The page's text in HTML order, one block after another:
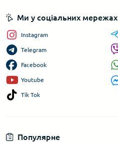
Популярне
Ми у соціальних мережах
Instagram
Telegram
Facebook
Youtube
Tik Tok